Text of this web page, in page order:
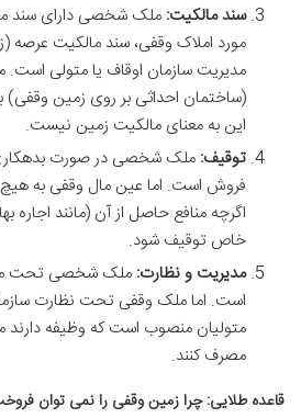
سند مالکیت: ملک شخصی دارای سند
مورد املاک وقفی، سند مالکیت عرصه
مدیریت سازمان اوقاف یا متولی
(ساختمان احداثی بر روی زمین وقفی)
این به معنای مالکیت زمین نیست.
توقیف: ملک شخصی در صورت
فروش است. اما عین مال وقفی به
اگرچه منافع حاصل از آن (مانند
خاص توقیف شود.
مدیریت و نظارت: ملک شخصی تحت
است. اما ملک وقفی تحت نظارت
متولیان منصوب است که وظیفه دارند
مصرف کنند.
قاعده طلایی: چرا زمین وقفی را نمی توان